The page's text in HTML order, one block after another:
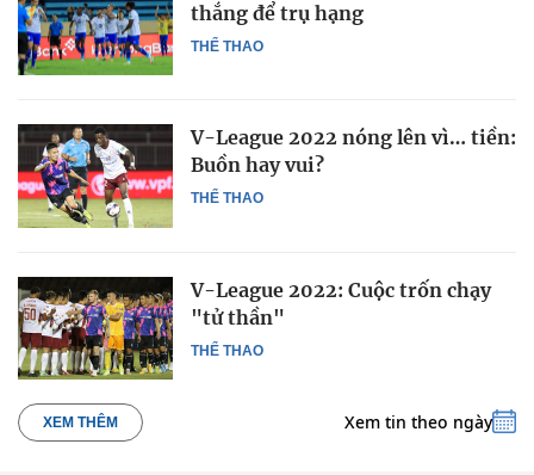
THỂ THAO
thắng để trụ hạng
THỂ THAO
V-League 2022 nóng lên vì… tiền:
Buồn hay vui?
THỂ THAO
V-League 2022: Cuộc trốn chạy
"tử thần"
XEM THÊM Xem tin theo ngày